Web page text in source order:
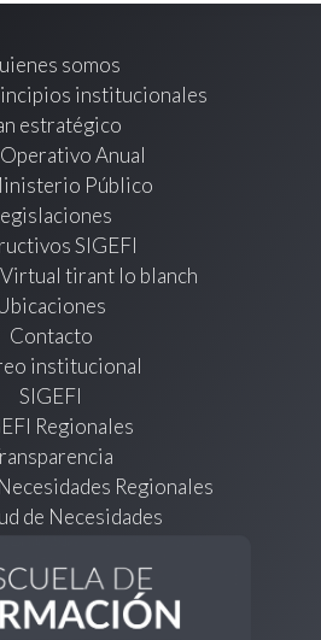
somos
institucionales
estratégico
Anual
Público
SIGEFI
tirant lo blanch
Contacto
institucional
SIGEFI
Regionales
Regionales
de Necesidades